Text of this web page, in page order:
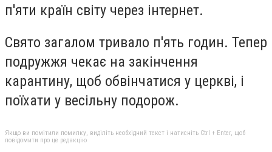
п'яти країн світу через інтернет.
Свято загалом тривало п'ять годин. Тепер
подружжя чекає на закінчення
карантину, щоб обвінчатися у церкві, і
поїхати у весільну подорож.
Якщо ви помітили помилку, виділіть необхідний текст і натисніть Ctrl + Enter, щоб
повідомити про це редакцію